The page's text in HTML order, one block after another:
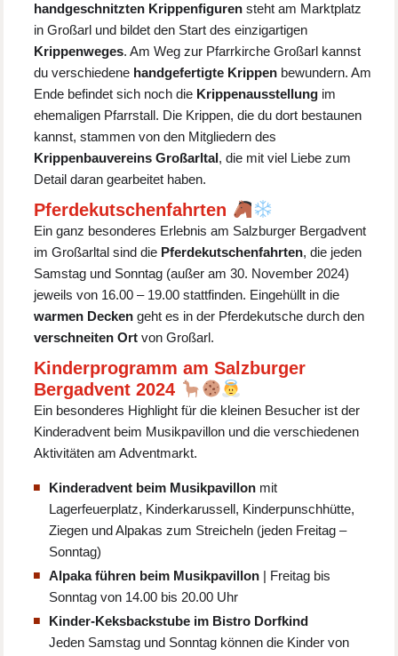
handgeschnitzten Krippenfiguren steht am Marktplatz
in Großarl und bildet den Start des einzigartigen
Krippenweges. Am Weg zur Pfarrkirche Großarl kannst
du verschiedene handgefertigte Krippen bewundern. Am
Ende befindet sich noch die Krippenausstellung im
ehemaligen Pfarrstall. Die Krippen, die du dort bestaunen
kannst, stammen von den Mitgliedern des
Krippenbauvereins Großarltal, die mit viel Liebe zum
Detail daran gearbeitet haben.
Pferdekutschenfahrten
Ein ganz besonderes Erlebnis am Salzburger Bergadvent
im Großarltal sind die Pferdekutschenfahrten, die jeden
Samstag und Sonntag (außer am 30. November 2024)
jeweils von 16.00 – 19.00 stattfinden. Eingehüllt in die
warmen Decken geht es in der Pferdekutsche durch den
verschneiten Ort von Großarl.
Kinderprogramm am Salzburger
Bergadvent 2024
Ein besonderes Highlight für die kleinen Besucher ist der
Kinderadvent beim Musikpavillon und die verschiedenen
Aktivitäten am Adventmarkt.
Kinderadvent beim Musikpavillon mit
Lagerfeuerplatz, Kinderkarussell, Kinderpunschhütte,
Ziegen und Alpakas zum Streicheln (jeden Freitag –
Sonntag)
Alpaka führen beim Musikpavillon | Freitag bis
Sonntag von 14.00 bis 20.00 Uhr
Kinder-Keksbackstube im Bistro Dorfkind
Jeden Samstag und Sonntag können die Kinder von